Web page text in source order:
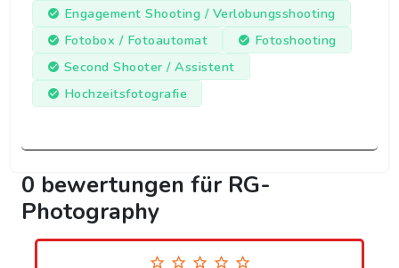
Engagement Shooting / Verlobungsshooting
Fotobox / Fotoautomat
Fotoshooting
Second Shooter / Assistent
Hochzeitsfotografie
0 bewertungen für RG-
Photography